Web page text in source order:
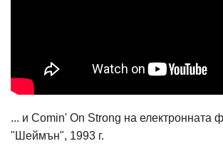
... и Comin' On Strong на електронната
"Шеймън", 1993 г.